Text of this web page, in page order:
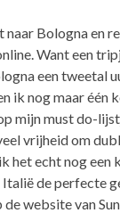
Bologna en
Want een
een tweetal
ik nog maar één
mijn must do-
vrijheid om
het echt nog een
de perfecte
website van